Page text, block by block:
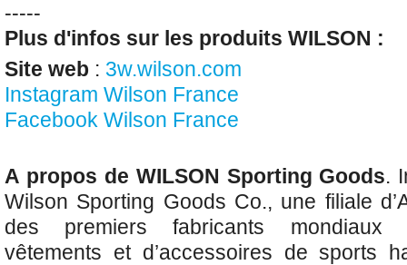
-----
Plus d'infos sur les produits WILSON :
Site web : 3w.wilson.com
Instagram Wilson France
Facebook Wilson France
A propos de WILSON Sporting Goods.
Wilson Sporting Goods Co., une filiale
des premiers fabricants mondiaux
vêtements et d’accessoires de sports